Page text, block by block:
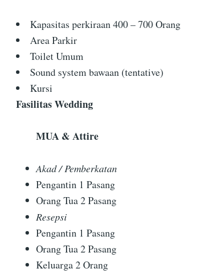
Kapasitas perkiraan 400 – 700 Orang
Area Parkir
Toilet Umum
Sound system bawaan (tentative)
Kursi
Fasilitas Wedding
MUA & Attire
Akad / Pemberkatan
Pengantin 1 Pasang
Orang Tua 2 Pasang
Resepsi
Pengantin 1 Pasang
Orang Tua 2 Pasang
Keluarga 2 Orang